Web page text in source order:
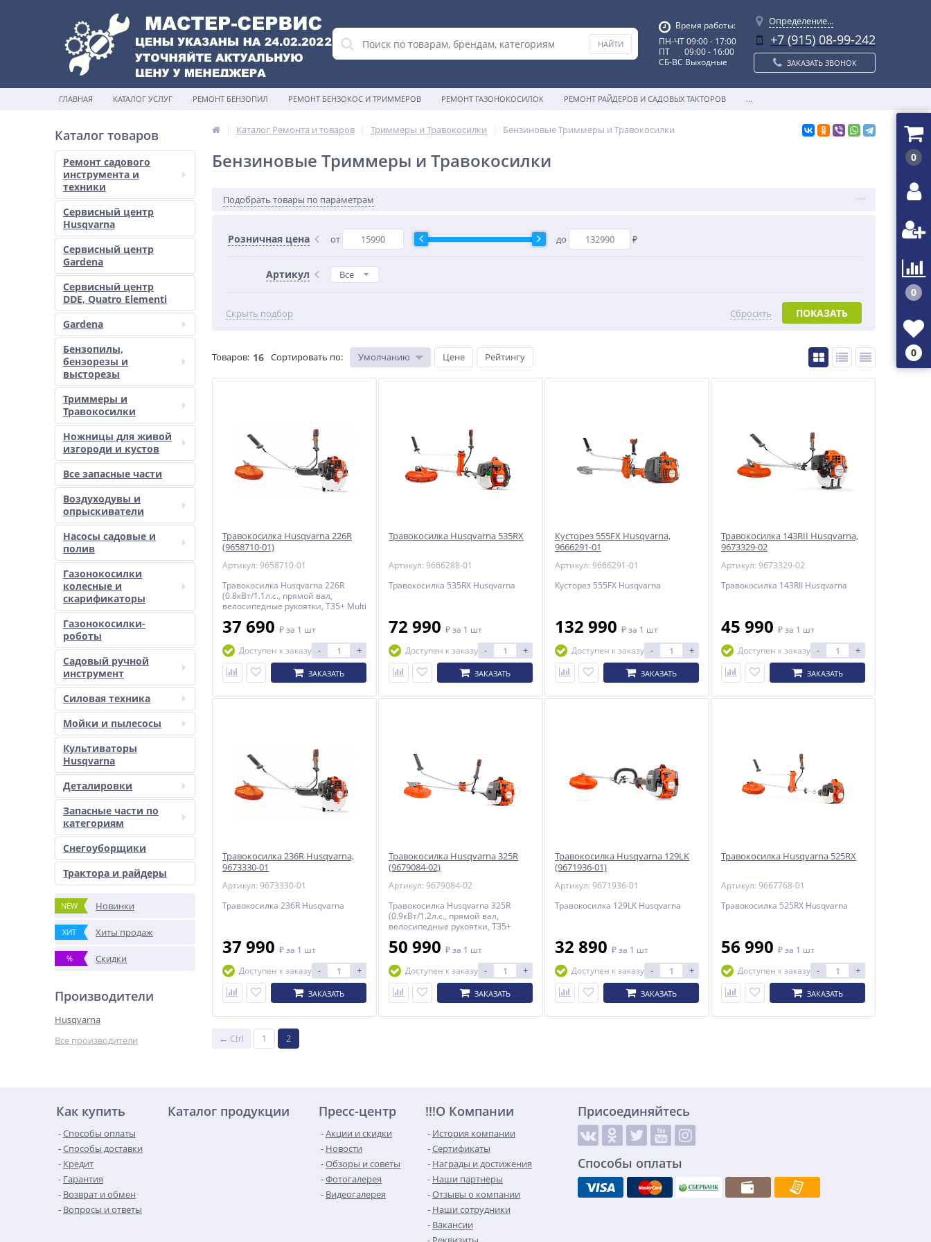
Время работы:
ПН-ЧТ 09:00 - 17:00
ПТ 09:00 - 16:00
СБ-ВС Выходные
Определение...
+7 (915) 08-99-242
ЗАКАЗАТЬ ЗВОНОК
ГЛАВНАЯ КАТАЛОГ УСЛУГ РЕМОНТ БЕНЗОПИЛ РЕМОНТ БЕНЗОКОС И ТРИММЕРОВ РЕМОНТ ГАЗОНОКОСИЛОК РЕМОНТ РАЙДЕРОВ И САДОВЫХ ТАКТОРОВ ...
Каталог товаров
Ремонт садового
инструмента и
техники
Сервисный центр
Husqvarna
Сервисный центр
Gardena
Сервисный центр
DDE, Quatro Elementi
Gardena
Бензопилы,
бензорезы и
высторезы
Триммеры и
Травокосилки
Ножницы для живой
изгороди и кустов
Все запасные части
Воздуходувы и
опрыскиватели
Насосы садовые и
полив
Газонокосилки
колесные и
скарификаторы
Газонокосилки-
роботы
Садовый ручной
инструмент
Силовая техника
Мойки и пылесосы
Культиваторы
Husqvarna
Деталировки
Запасные части по
категориям
Снегоуборщики
Трактора и райдеры
NEW Новинки
ХИТ Хиты продаж
% Скидки
Производители
Husqvarna
Все производители
Каталог Ремонта и товаров Триммеры и Травокосилки Бензиновые Триммеры и Травокосилки
Бензиновые Триммеры и Травокосилки
Подобрать товары по параметрам
Розничная цена от до ₽
Артикул Все
Скрыть подбор ПОКАЗАТЬ
Сбросить
Товаров: 16 Сортировать по: Умолчанию Цене Рейтингу
Травокосилка Husqvarna 226R
(9658710-01)
Артикул: 9658710-01
Травокосилка Husqvarna 226R
(0.8кВт/1.1л.с., прямой вал,
велосипедные рукоятки, T35+ Multi
37 690 ₽за 1 шт
Доступен к заказу - +
ЗАКАЗАТЬ
Травокосилка Husqvarna 535RX
Артикул: 9666288-01
Травокосилка 535RX Husqvarna
72 990 ₽за 1 шт
Доступен к заказу - +
ЗАКАЗАТЬ
Кусторез 555FX Husqvarna,
9666291-01
Артикул: 9666291-01
Кусторез 555FX Husqvarna
132 990 ₽за 1 шт
Доступен к заказу - +
ЗАКАЗАТЬ
Травокосилка 143RII Husqvarna,
9673329-02
Артикул: 9673329-02
Травокосилка 143RII Husqvarna
45 990 ₽за 1 шт
Доступен к заказу - +
ЗАКАЗАТЬ
Травокосилка 236R Husqvarna,
9673330-01
Артикул: 9673330-01
Травокосилка 236R Husqvarna
37 990 ₽за 1 шт
Доступен к заказу - +
ЗАКАЗАТЬ
Травокосилка Husqvarna 325R
(9679084-02)
Артикул: 9679084-02
Травокосилка Husqvarna 325R
(0.9кВт/1.2л.с., прямой вал,
велосипедные рукоятки, T35+
50 990 ₽за 1 шт
Доступен к заказу - +
ЗАКАЗАТЬ
Травокосилка Husqvarna 129LK
(9671936-01)
Артикул: 9671936-01
Травокосилка 129LK Husqvarna
32 890 ₽за 1 шт
Доступен к заказу - +
ЗАКАЗАТЬ
Травокосилка Husqvarna 525RX
Артикул: 9667768-01
Травокосилка 525RX Husqvarna
56 990 ₽за 1 шт
Доступен к заказу - +
ЗАКАЗАТЬ
← Ctrl 1 2
Как купить
Способы оплаты
Способы доставки
Кредит
Гарантия
Возврат и обмен
Вопросы и ответы
Каталог продукции Пресс-центр
Акции и скидки
Новости
Обзоры и советы
Фотогалерея
Видеогалерея
!!!О Компании
История компании
Сертификаты
Награды и достижения
Наши партнеры
Отзывы о компании
Наши сотрудники
Вакансии
Присоединяйтесь
Способы оплаты
0
0
0